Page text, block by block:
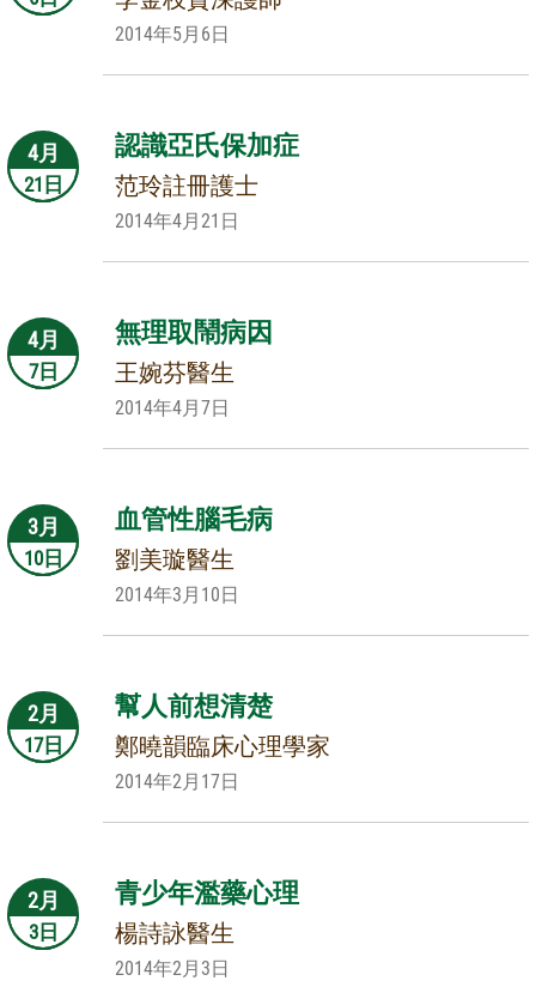
2014年5月6日
4月
21日
認識亞氏保加症
范玲註冊護士
2014年4月21日
4月
7日
無理取鬧病因
王婉芬醫生
2014年4月7日
3月
10日
血管性腦毛病
劉美璇醫生
2014年3月10日
2月
17日
幫人前想清楚
鄭曉韻臨床心理學家
2014年2月17日
2月
3日
青少年濫藥心理
楊詩詠醫生
2014年2月3日